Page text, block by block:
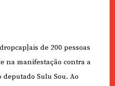
de 200 pessoas
na manifestação contra a
Sulu Sou. Ao